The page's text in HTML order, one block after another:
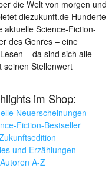
die Welt von morgen und
diezukunft.de Hunderte
aktuelle Science-Fiction-
des Genres – eine
– da sind sich alle
seinen Stellenwert
im Shop:
Neuerscheinungen
Fiction-Bestseller
und Erzählungen
A-Z